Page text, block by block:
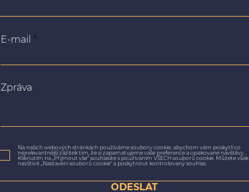
E-mail
Zpráva
Na našich webových stránkách používáme soubory cookie, abychom vám poskytli co
nejrelevantnější zážitek tím, že si zapamatujeme vaše preference a opakované návštěvy.
Kliknutím na „Přijmout vše“ souhlasíte s používáním VŠECH souborů cookie. Můžete však
navštívit „Nastavení souborů cookie“ a poskytnout kontrolovaný souhlas.
ODESLAT